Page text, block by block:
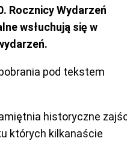
Rocznicy Wydarzeń
wsłuchują się w
pod tekstem
historyczne
których kilkanaście